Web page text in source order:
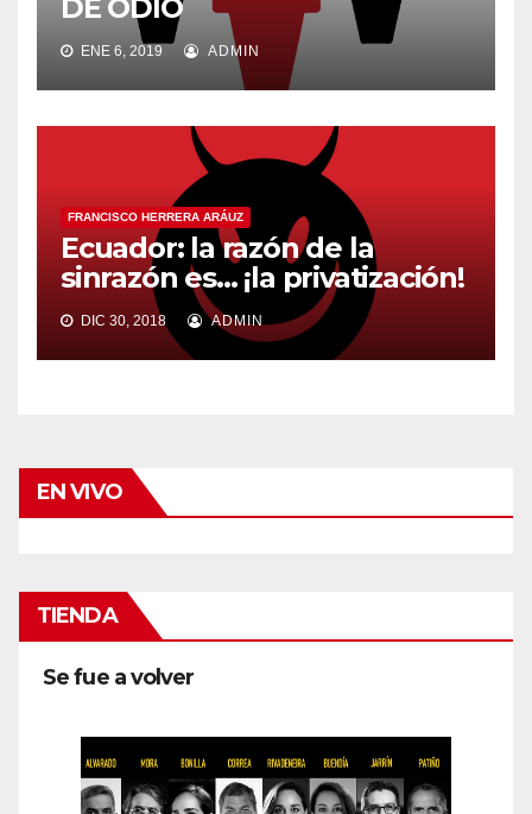
DE ODIO
ENE 6, 2019 ADMIN
FRANCISCO HERRERA ARÁUZ
Ecuador: la razón de la
sinrazón es… ¡la privatización!
DIC 30, 2018 ADMIN
EN VIVO
TIENDA
Se fue a volver